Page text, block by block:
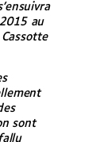
au
sont